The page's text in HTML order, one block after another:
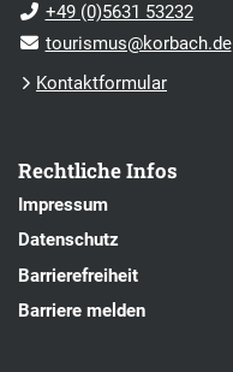
+49 (0)5631 53232
tourismus@korbach.de
Kontaktformular
Rechtliche Infos
Impressum
Datenschutz
Barrierefreiheit
Barriere melden